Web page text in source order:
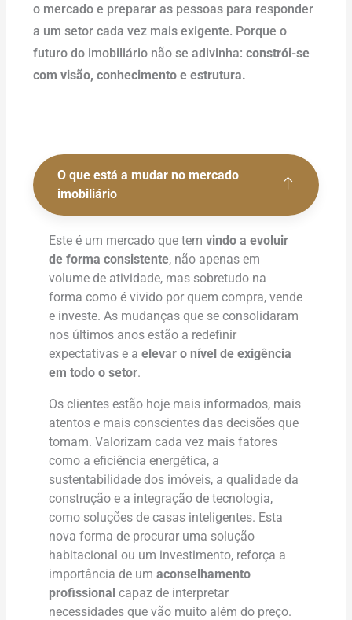
o mercado e preparar as pessoas para responder
a um setor cada vez mais exigente. Porque o
futuro do imobiliário não se adivinha:constrói-se
com visão, conhecimento e estrutura.
O que está a mudar no mercado
imobiliário
Este é um mercado que temvindo a evoluir
de forma consistente, não apenas em
volume de atividade, mas sobretudo na
forma como é vivido por quem compra, vende
e investe. As mudanças que se consolidaram
nos últimos anos estão a redefinir
expectativas e a elevar o nível de exigência
em todo o setor.
Os clientes estão hoje mais informados, mais
atentos e mais conscientes das decisões que
tomam. Valorizam cada vez mais fatores
como a eficiência energética, a
sustentabilidade dos imóveis, a qualidade da
construção e a integração de tecnologia,
como soluções de casas inteligentes. Esta
nova forma de procurar uma solução
habitacional ou um investimento, reforça a
importância de umaconselhamento
profissional capaz de interpretar
necessidades que vão muito além do preço.